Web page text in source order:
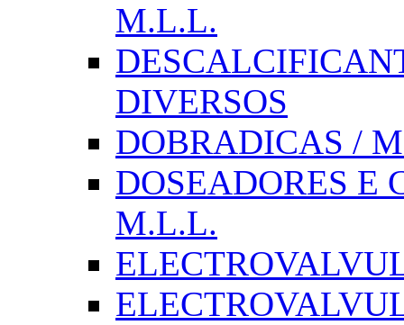
M.L.L.
DIVERSOS
DOBRADICAS /
DOSEADORES E
M.L.L.